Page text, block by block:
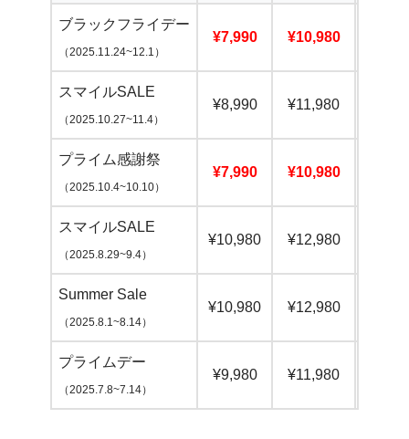
ブラックフライデー
（2025.11.24~12.1）
¥7,990 ¥10,980
スマイルSALE
（2025.10.27~11.4）
¥8,990 ¥11,980
プライム感謝祭
（2025.10.4~10.10）
¥7,990 ¥10,980
スマイルSALE
（2025.8.29~9.4）
¥10,980 ¥12,980
Summer Sale
（2025.8.1~8.14）
¥10,980 ¥12,980
プライムデー
（2025.7.8~7.14）
¥9,980 ¥11,980